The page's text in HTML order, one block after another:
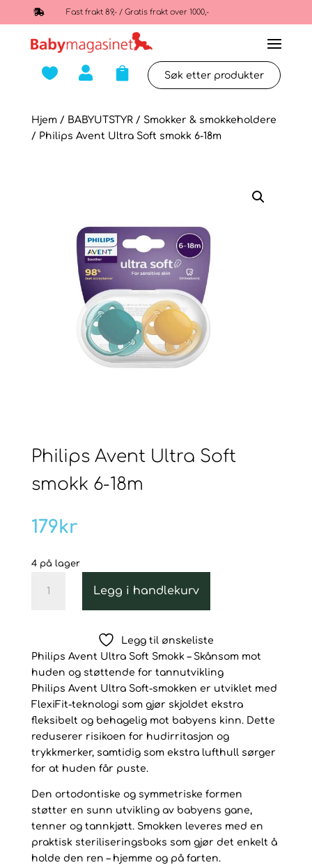
 Fast frakt 89,- / Gratis frakt over 1000,-
  
Hjem/ BABYUTSTYR/ Smokker & smokkeholdere
/ Philips Avent Ultra Soft smokk 6-18m
Philips Avent Ultra Soft
smokk 6-18m
179kr
4 på lager
Avent
6-
18m
antall
Legg i handlekurv
Legg til ønskeliste
Philips Avent Ultra Soft Smokk – Skånsom mot
huden og støttende for tannutvikling
Philips Avent Ultra Soft-smokken er utviklet med
FlexiFit-teknologi som gjør skjoldet ekstra
fleksibelt og behagelig mot babyens kinn. Dette
reduserer risikoen for hudirritasjon og
trykkmerker, samtidig som ekstra lufthull sørger
for at huden får puste.
Den ortodontiske og symmetriske formen
støtter en sunn utvikling av babyens gane,
tenner og tannkjøtt. Smokken leveres med en
praktisk steriliseringsboks som gjør det enkelt å
holde den ren – hjemme og på farten.